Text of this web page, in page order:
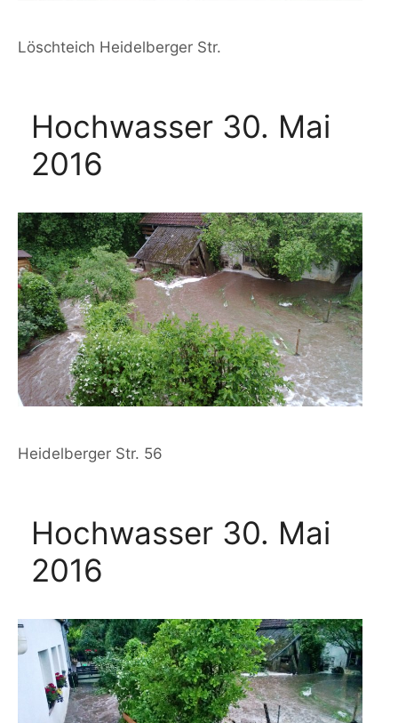
Löschteich Heidelberger Str.
Hochwasser 30. Mai
2016
Heidelberger Str. 56
Hochwasser 30. Mai
2016